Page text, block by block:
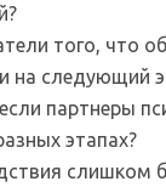
того, что
на следующий
партнеры
этапах?
слишком